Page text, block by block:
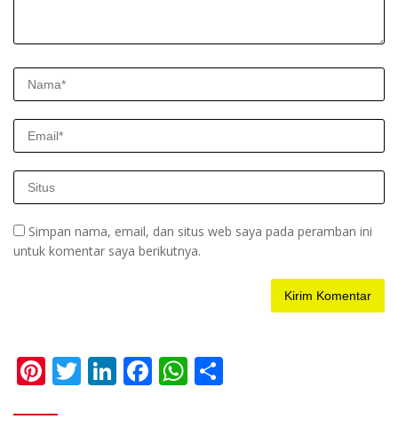
Simpan nama, email, dan situs web saya pada peramban ini
untuk komentar saya berikutnya.
Pi T Li F W